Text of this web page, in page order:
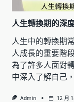
人生轉換期的深
人生中的轉換期
人成長的重要階
為了許多人面對
中深入了解自己
Admin 12 月